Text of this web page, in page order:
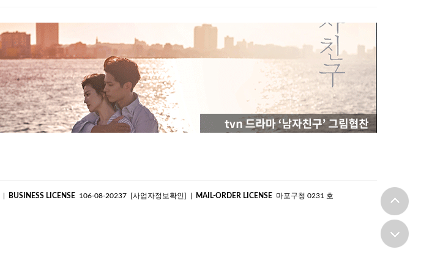
BUSINESS LICENSE 106-08-20237 [사업자정보확인] MAIL-ORDER LICENSE 마포구청 0231 호